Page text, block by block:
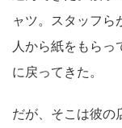
ャツ。スタッフら
人から紙をもらっ
に戻ってきた。
だが、そこは彼の